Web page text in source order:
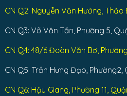
CN Q2: Nguyễn Văn Hưởng, Thảo
CN Q3: Võ Văn Tần, Phường 5,
CN Q4: 48/6 Đoàn Văn Bơ,
CN Q5: Trần Hưng Đạo, Phường2,
CN Q6: Hậu Giang, Phường 11,